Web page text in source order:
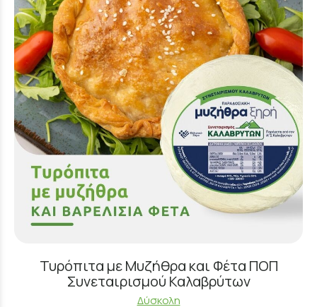
Τυρόπιτα με Μυζήθρα και Φέτα ΠΟΠ
Συνεταιρισμού Καλαβρύτων
Δύσκολη